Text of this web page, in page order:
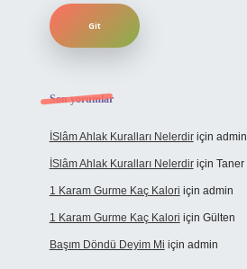
Son yorumlar
İSlâm Ahlak Kuralları Nelerdiriçin admin
İSlâm Ahlak Kuralları Nelerdiriçin Taner
1 Karam Gurme Kaç Kalori için admin
1 Karam Gurme Kaç Kalori için Gülten
Başım Döndü Deyim Mi için admin